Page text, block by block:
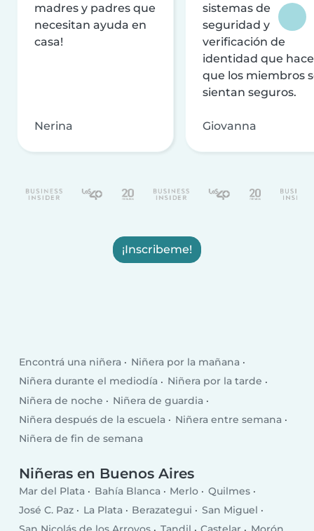
madres y padres que
necesitan ayuda en
casa!
Nerina
sistemas de
seguridad y
verificación de
identidad que
que los miembros
sientan seguros.
Giovanna
¡Inscribeme!
Encontrá una niñera
Niñera por la mañana
Niñera durante el mediodía
Niñera por la tarde
Niñera de noche
Niñera de guardia
Niñera después de la escuela
Niñera entre semana
Niñera de fin de semana
Niñeras en Buenos Aires
Mar del Plata Bahía Blanca Merlo
Quilmes
José C. Paz
La Plata Berazategui
San Miguel